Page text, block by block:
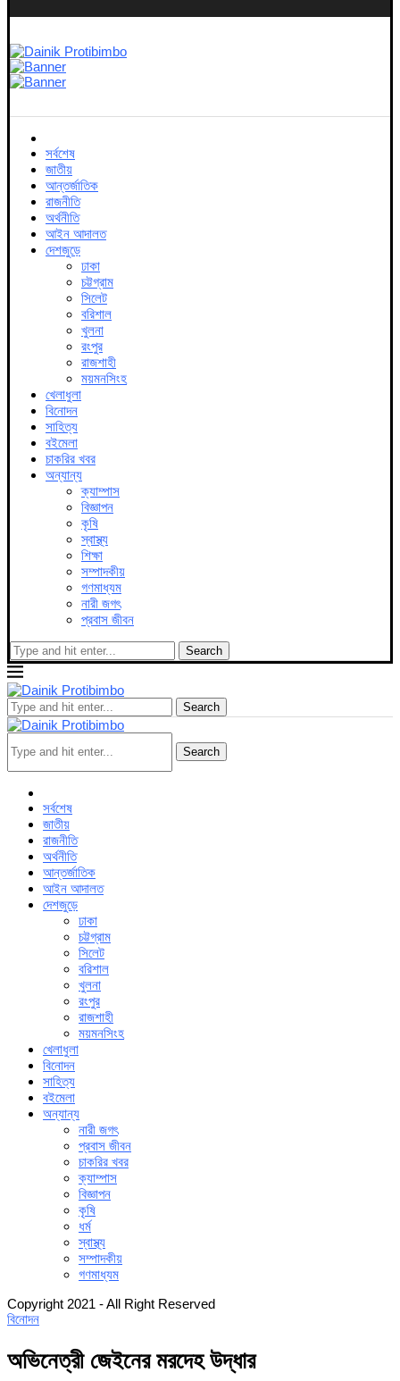
সর্বশেষ
জাতীয়
আন্তর্জাতিক
রাজনীতি
অর্থনীতি
আইন আদালত
দেশজুড়ে
ঢাকা
চট্টগ্রাম
সিলেট
বরিশাল
খুলনা
রংপুর
রাজশাহী
ময়মনসিংহ
খেলাধুলা
বিনোদন
সাহিত্য
বইমেলা
চাকরির খবর
অন্যান্য
ক্যাম্পাস
বিজ্ঞাপন
কৃষি
স্বাস্থ্য
শিক্ষা
সম্পাদকীয়
গণমাধ্যম
নারী জগৎ
প্রবাস জীবন
Search
Search
Search
সর্বশেষ
জাতীয়
রাজনীতি
অর্থনীতি
আন্তর্জাতিক
আইন আদালত
দেশজুড়ে
ঢাকা
চট্টগ্রাম
সিলেট
বরিশাল
খুলনা
রংপুর
রাজশাহী
ময়মনসিংহ
খেলাধুলা
বিনোদন
সাহিত্য
বইমেলা
অন্যান্য
নারী জগৎ
প্রবাস জীবন
চাকরির খবর
ক্যাম্পাস
বিজ্ঞাপন
কৃষি
ধর্ম
স্বাস্থ্য
সম্পাদকীয়
গণমাধ্যম
Copyright 2021 - All Right Reserved
বিনোদন
অভিনেত্রী জেইনের মরদেহ উদ্ধার